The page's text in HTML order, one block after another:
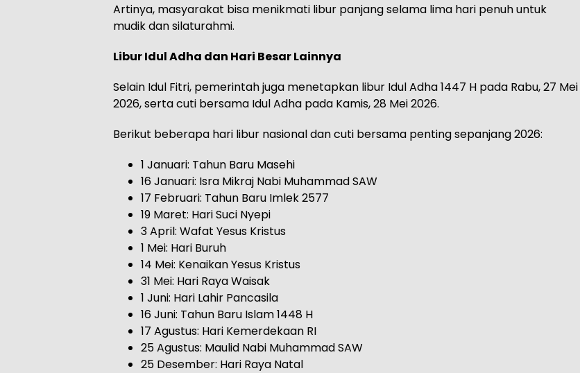
Artinya, masyarakat bisa menikmati libur panjang selama lima hari penuh untuk
mudik dan silaturahmi.
Libur Idul Adha dan Hari Besar Lainnya
Selain Idul Fitri, pemerintah juga menetapkan libur Idul Adha 1447 H pada Rabu, 27 Mei
2026, serta cuti bersama Idul Adha pada Kamis, 28 Mei 2026.
Berikut beberapa hari libur nasional dan cuti bersama penting sepanjang 2026:
1 Januari: Tahun Baru Masehi
16 Januari: Isra Mikraj Nabi Muhammad SAW
17 Februari: Tahun Baru Imlek 2577
19 Maret: Hari Suci Nyepi
3 April: Wafat Yesus Kristus
1 Mei: Hari Buruh
14 Mei: Kenaikan Yesus Kristus
31 Mei: Hari Raya Waisak
1 Juni: Hari Lahir Pancasila
16 Juni: Tahun Baru Islam 1448 H
17 Agustus: Hari Kemerdekaan RI
25 Agustus: Maulid Nabi Muhammad SAW
25 Desember: Hari Raya Natal